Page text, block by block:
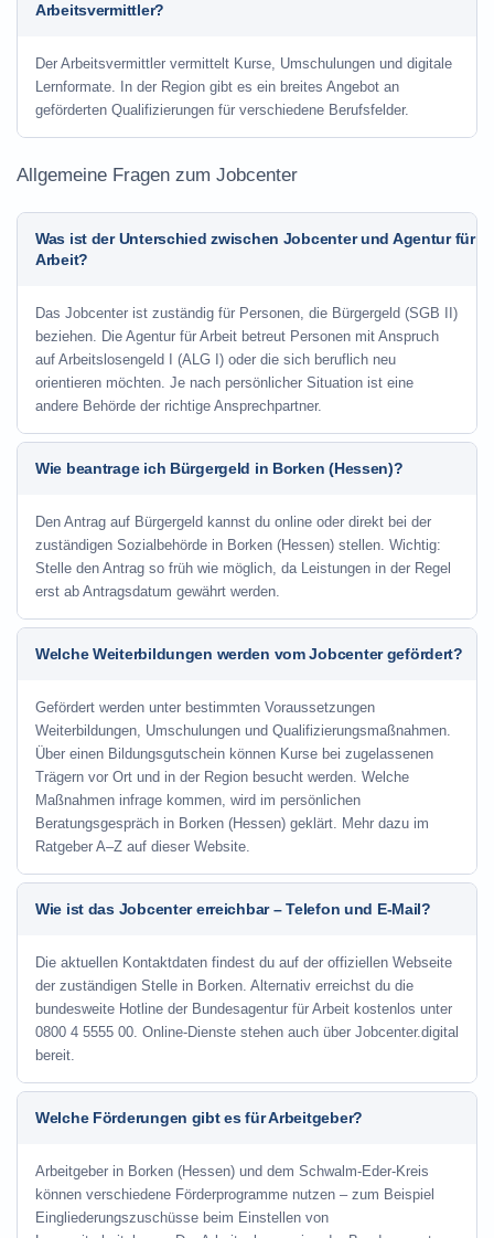
Arbeitsvermittler?
Der Arbeitsvermittler vermittelt Kurse, Umschulungen und digitale
Lernformate. In der Region gibt es ein breites Angebot an
geförderten Qualifizierungen für verschiedene Berufsfelder.
Allgemeine Fragen zum Jobcenter
Was ist der Unterschied zwischen Jobcenter und Agentur für
Arbeit?
Das Jobcenter ist zuständig für Personen, die Bürgergeld (SGB II)
beziehen. Die Agentur für Arbeit betreut Personen mit Anspruch
auf Arbeitslosengeld I (ALG I) oder die sich beruflich neu
orientieren möchten. Je nach persönlicher Situation ist eine
andere Behörde der richtige Ansprechpartner.
Wie beantrage ich Bürgergeld in Borken (Hessen)?
Den Antrag auf Bürgergeld kannst du online oder direkt bei der
zuständigen Sozialbehörde in Borken (Hessen) stellen. Wichtig:
Stelle den Antrag so früh wie möglich, da Leistungen in der Regel
erst ab Antragsdatum gewährt werden.
Welche Weiterbildungen werden vom Jobcenter gefördert?
Gefördert werden unter bestimmten Voraussetzungen
Weiterbildungen, Umschulungen und Qualifizierungsmaßnahmen.
Über einen Bildungsgutschein können Kurse bei zugelassenen
Trägern vor Ort und in der Region besucht werden. Welche
Maßnahmen infrage kommen, wird im persönlichen
Beratungsgespräch in Borken (Hessen) geklärt. Mehr dazu im
Ratgeber A–Z auf dieser Website.
Wie ist das Jobcenter erreichbar – Telefon und E-Mail?
Die aktuellen Kontaktdaten findest du auf der offiziellen Webseite
der zuständigen Stelle in Borken. Alternativ erreichst du die
bundesweite Hotline der Bundesagentur für Arbeit kostenlos unter
0800 4 5555 00. Online-Dienste stehen auch über Jobcenter.digital
bereit.
Welche Förderungen gibt es für Arbeitgeber?
Arbeitgeber in Borken (Hessen) und dem Schwalm-Eder-Kreis
können verschiedene Förderprogramme nutzen – zum Beispiel
Eingliederungszuschüsse beim Einstellen von